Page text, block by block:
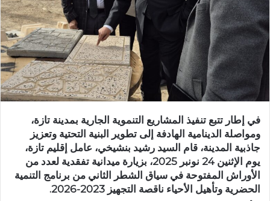
ي
د
ا
إ
ل
ك
ت
و
ن
ي
ا
في إطار تتبع تنفيذ المشاريع التنموية الجارية بمدينة تازة،
ومواصلة الدينامية الهادفة إلى تطوير البنية التحتية وتعزيز
جاذبية المدينة، قام السيد رشيد بنشيخي، عامل إقليم تازة،
يوم الإثنين 24 نونبر 2025
، بزيارة ميدانية تفقدية لعدد من
الأوراش المفتوحة في سياق الشطر الثاني من برنامج التنمية
الحضرية وتأهيل الأحياء ناقصة التجهيز 2023-2026
.